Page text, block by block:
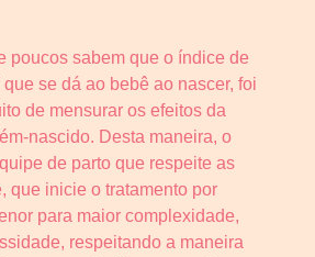
poucos sabem que o índice de
que se dá ao bebê ao nascer, foi
de mensurar os efeitos da
nascido. Desta maneira, o
de parto que respeite as
que inicie o tratamento por
para maior complexidade,
respeitando a maneira